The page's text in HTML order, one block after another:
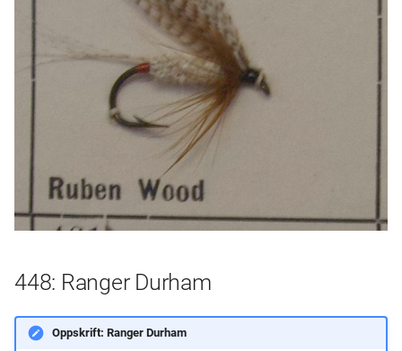
448: Ranger Durham
Oppskrift: Ranger Durham